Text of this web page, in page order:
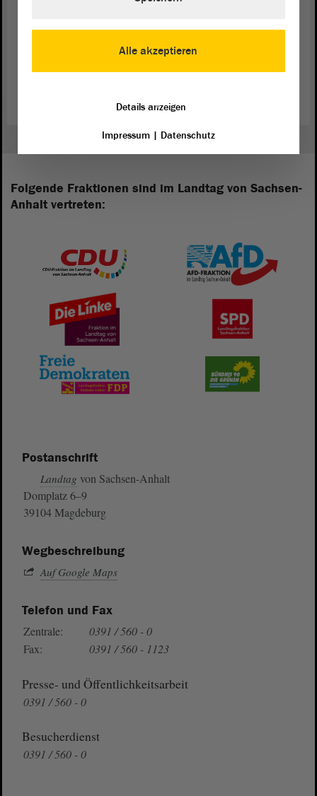
erst der Auftakt sein, um in naher Zukunft noch mehr Kunst im
Anhalts. „Es ist wichtig, dass wir weiter für die vielen kulturellen
Folgende Fraktionen sind im Landtag von Sachsen-
Anhalt vertreten:
Postanschrift
Landtag von Sachsen-Anhalt
Domplatz 6–9
39104 Magdeburg
Wegbeschreibung
Auf Google Maps
Telefon und Fax
Zentrale:
0391 / 560 - 0
Fax:
0391 / 560 - 1123
Presse- und Öffentlichkeitsarbeit
0391 / 560 - 0
Besucherdienst
0391 / 560 - 0
Alle akzeptieren
Details anzeigen
Impressum| Datenschutz